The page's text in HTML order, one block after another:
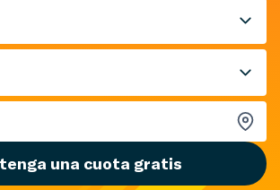
una cuota gratis